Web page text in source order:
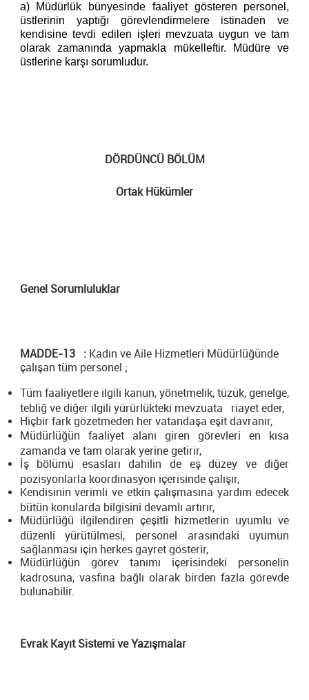
a) Müdürlük bünyesinde faaliyet gösteren personel,
üstlerinin yaptığı görevlendirmelere istinaden ve
kendisine tevdi edilen işleri mevzuata uygun ve tam
olarak zamanında yapmakla mükelleftir. Müdüre ve
üstlerine karşı sorumludur.
DÖRDÜNCÜ BÖLÜM
Ortak Hükümler
Genel Sorumluluklar
MADDE-13 :Kadın ve Aile Hizmetleri Müdürlüğünde
çalışan tüm personel ;
Tüm faaliyetlere ilgili kanun, yönetmelik, tüzük, genelge,
tebliğ ve diğer ilgili yürürlükteki mevzuata riayet eder,
Hiçbir fark gözetmeden her vatandaşa eşit davranır,
Müdürlüğün faaliyet alanı giren görevleri en kısa
zamanda ve tam olarak yerine getirir,
İş bölümü esasları dahilin de eş düzey ve diğer
pozisyonlarla koordinasyon içerisinde çalışır,
Kendisinin verimli ve etkin çalışmasına yardım edecek
bütün konularda bilgisini devamlı artırır,
Müdürlüğü ilgilendiren çeşitli hizmetlerin uyumlu ve
düzenli yürütülmesi, personel arasındaki uyumun
sağlanması için herkes gayret gösterir,
Müdürlüğün görev tanımı içerisindeki personelin
kadrosuna, vasfına bağlı olarak birden fazla görevde
bulunabilir.
Evrak Kayıt Sistemi ve Yazışmalar